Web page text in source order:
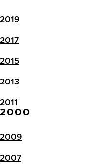
2019
2017
2015
2013
2011
2000
2009
2007